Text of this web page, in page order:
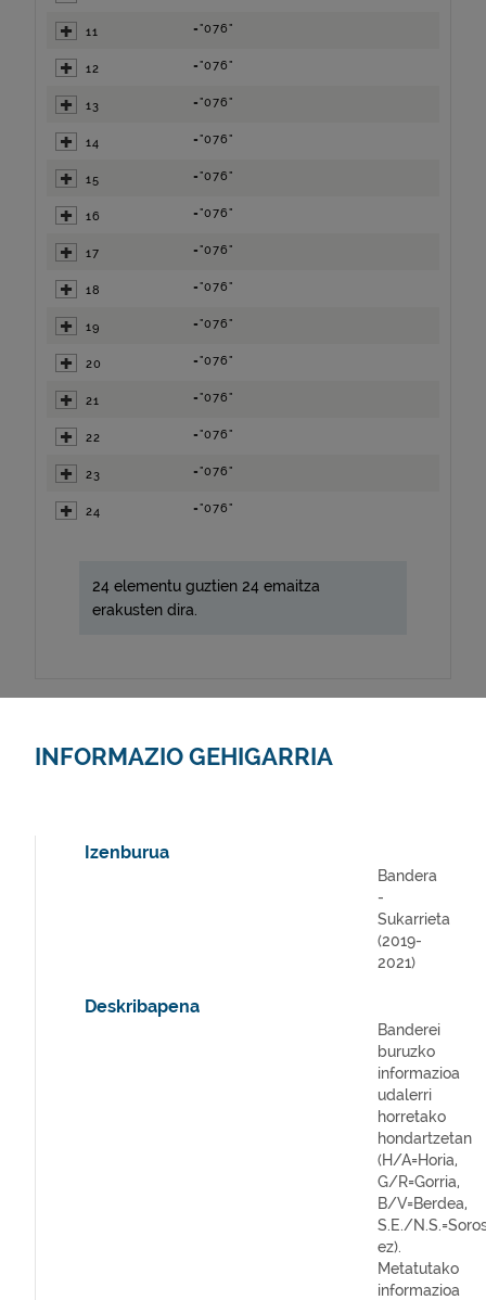
11 ="076"
12 ="076"
13 ="076"
14 ="076"
15 ="076"
16 ="076"
17 ="076"
18 ="076"
19 ="076"
20 ="076"
21 ="076"
22 ="076"
23 ="076"
24 ="076"
24 elementu guztien 24 emaitza
erakusten dira.
INFORMAZIO GEHIGARRIA
Izenburua
Bandera
-
Sukarrieta
(2019-
2021)
Deskribapena
Banderei
buruzko
informazioa
udalerri
horretako
hondartzetan
(H/A=Horia,
G/R=Gorria,
B/V=Berdea,
S.E./
ez).
Metatutako
informazioa